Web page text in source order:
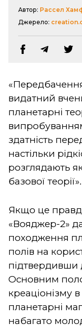
Автор: Рассел
Джерело:
видатний
планетарні
випробуванням
здатність
настільки
розглядають
базової теорії».
Якщо це
«Вояджер-2»
походження
полів на
підтвердивши
Основним
креаціонізму
планетарні
набагато